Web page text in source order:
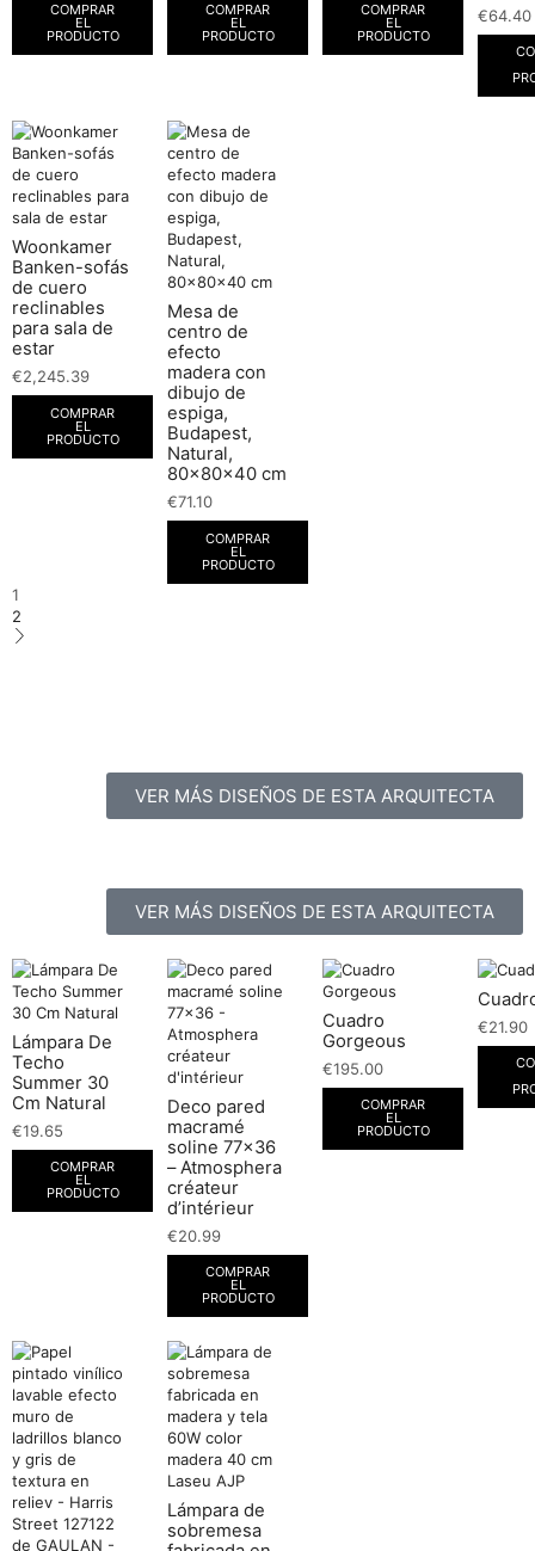
COMPRAR
EL
PRODUCTO
COMPRAR
EL
PRODUCTO
COMPRAR
EL
PRODUCTO
€64.40
Woonkamer
Banken-sofás
de cuero
reclinables
para sala de
estar
€2,245.39
COMPRAR
EL
PRODUCTO
Mesa de
centro de
efecto
madera con
dibujo de
espiga,
Budapest,
Natural,
80x80x40 cm
€71.10
COMPRAR
EL
PRODUCTO
1
2
VER MÁS DISEÑOS DE ESTA ARQUITECTA
VER MÁS DISEÑOS DE ESTA ARQUITECTA
Lámpara De
Techo
Summer 30
Cm Natural
€19.65
COMPRAR
EL
PRODUCTO
Deco pared
macramé
soline 77×36
– Atmosphera
créateur
d’intérieur
€20.99
COMPRAR
EL
PRODUCTO
Cuadro
Gorgeous
€195.00
COMPRAR
EL
PRODUCTO
€21.90
Lámpara de
sobremesa